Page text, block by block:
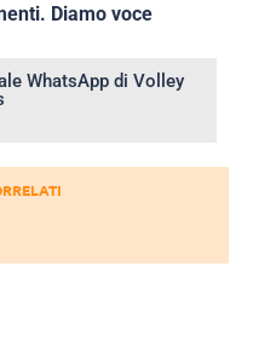
Diamo voce
WhatsApp di Volley